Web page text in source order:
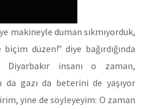
makineyle duman sıkmıyorduk,
düzen!” diye bağırdığında
Diyarbakır insanı o zaman,
da gazı da beterini de yaşıyor
yine de söyleyeyim: O zaman